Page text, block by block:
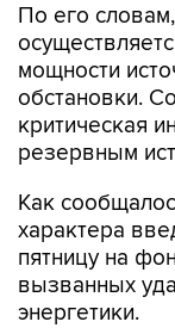
По его
мощности
обстановки.
критическая
резервным
Как
характера
пятницу на
вызванных
энергетики.